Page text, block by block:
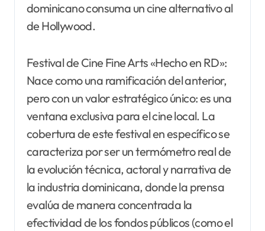
dominicano consuma un cine alternativo al
de Hollywood.
Festival de Cine Fine Arts «Hecho en RD»:
Nace como una ramificación del anterior,
pero con un valor estratégico único: es una
ventana exclusiva para el cine local. La
cobertura de este festival en específico se
caracteriza por ser un termómetro real de
la evolución técnica, actoral y narrativa de
la industria dominicana, donde la prensa
evalúa de manera concentrada la
efectividad de los fondos públicos (como el